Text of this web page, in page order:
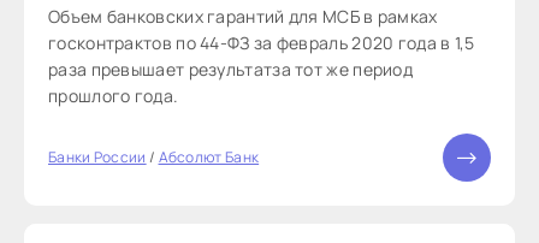
Объем банковских гарантий для МСБ в рамках
госконтрактов по 44-ФЗ за февраль 2020 года в 1,5
раза превышает результатза тот же период
прошлого года.
Банки России / Абсолют Банк